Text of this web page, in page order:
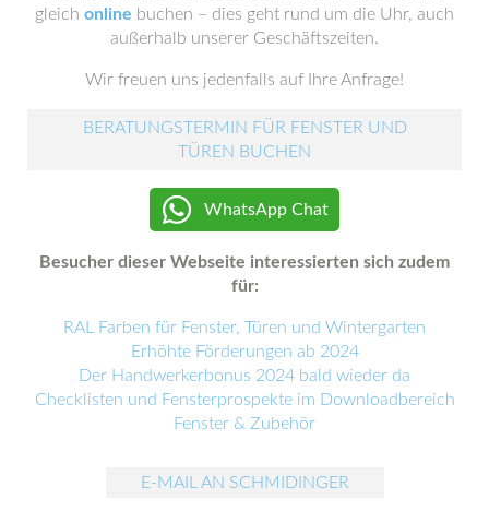
gleich online buchen – dies geht rund um die Uhr, auch
außerhalb unserer Geschäftszeiten.
Wir freuen uns jedenfalls auf Ihre Anfrage!
BERATUNGSTERMIN FÜR FENSTER UND
TÜREN BUCHEN
WhatsApp Chat
Besucher dieser Webseite interessierten sich zudem
für:
RAL Farben für Fenster, Türen und Wintergarten
Erhöhte Förderungen ab 2024
Der Handwerkerbonus 2024 bald wieder da
Checklisten und Fensterprospekte im Downloadbereich
Fenster & Zubehör
E-MAIL AN SCHMIDINGER